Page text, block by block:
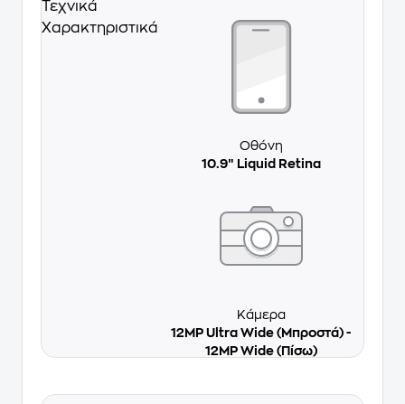
Τεχνικά
Χαρακτηριστικά
Οθόνη
10.9″ Liquid Retina
Κάμερα
12MP Ultra Wide (Μπροστά) -
12MP Wide (Πίσω)